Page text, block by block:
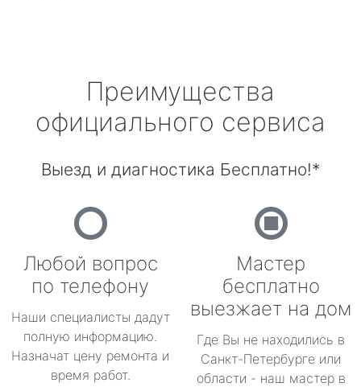
Преимущества
официального сервиса
Выезд и диагностика Бесплатно!*
Любой вопрос
по телефону
Наши специалисты дадут
полную информацию.
Назначат цену ремонта и
время работ.
Мастер
бесплатно
выезжает на дом
Где Вы не находились в
Санкт-Петербурге или
области - наш мастер в